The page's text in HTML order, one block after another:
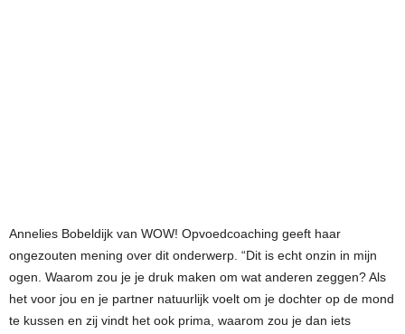
Annelies Bobeldijk van WOW! Opvoedcoaching geeft haar
ongezouten mening over dit onderwerp. “Dit is echt onzin in mijn
ogen. Waarom zou je je druk maken om wat anderen zeggen? Als
het voor jou en je partner natuurlijk voelt om je dochter op de mond
te kussen en zij vindt het ook prima, waarom zou je dan iets